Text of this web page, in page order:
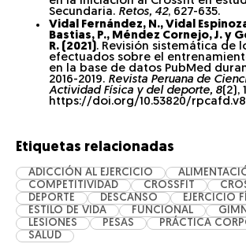
Secundaria. Retos, 42, 627-635.
Vidal Fernández, N., Vidal
Bastias, P., Méndez Cornejo, J. y
R. (2021). Revisión sistemática de
efectuados sobre el
en la base de datos PubMed
2016-2019. Revista Peruana de
Actividad Física y del deporte, 8(2),
https://doi.org/10.53820/
Etiquetas relacionadas
ADICCIÓN AL EJERCICIO
COMPETITIVIDAD
CROSSFIT
DEPORTE
DESCANSO
EJERCICIO
ESTILO DE VIDA
FUNCIONAL
LESIONES
PESAS
PRÁCTICA
SALUD